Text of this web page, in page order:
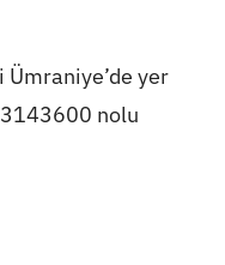
yer
nolu